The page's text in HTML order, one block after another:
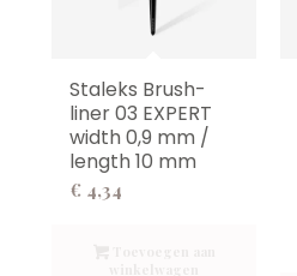
Staleks Brush-
liner 03 EXPERT
width 0,9 mm /
length 10 mm
€ 4,34